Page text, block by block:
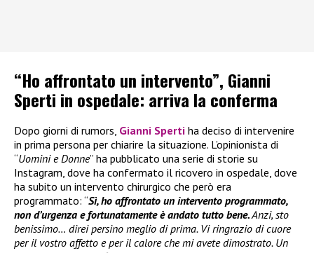
“Ho affrontato un intervento”, Gianni
Sperti in ospedale: arriva la conferma
Dopo giorni di rumors, Gianni Sperti ha deciso di intervenire
in prima persona per chiarire la situazione. L’opinionista di
“Uomini e Donne” ha pubblicato una serie di storie su
Instagram, dove ha confermato il ricovero in ospedale, dove
ha subito un intervento chirurgico che però era
programmato: “Sì, ho affrontato un intervento programmato,
non d’urgenza e fortunatamente è andato tutto bene.Anzi, sto
benissimo… direi persino meglio di prima. Vi ringrazio di cuore
per il vostro affetto e per il calore che mi avete dimostrato. Un